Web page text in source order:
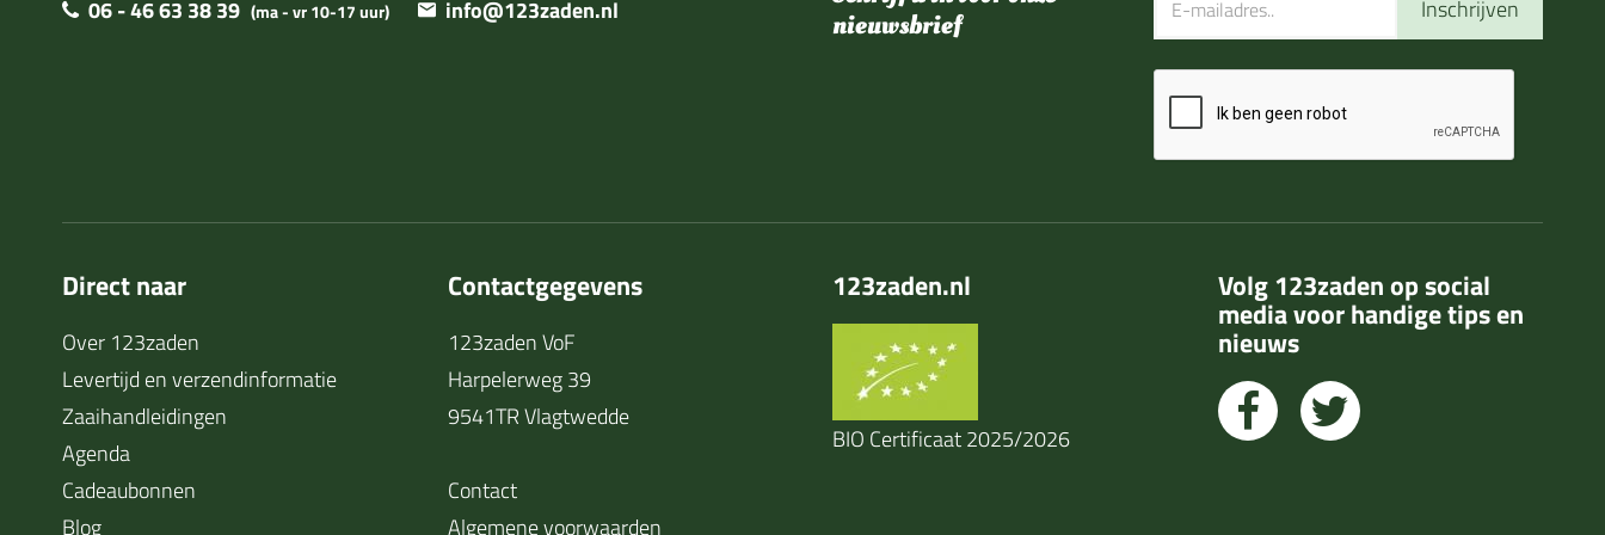
06 - 46 63 38 39 (ma - vr 10-17 uur) info@123zaden.nl
nieuwsbrief
Inschrijven
Direct naar
Over 123zaden
Levertijd en verzendinformatie
Zaaihandleidingen
Agenda
Cadeaubonnen
Blog
Contactgegevens
123zaden VoF
Harpelerweg 39
9541TR Vlagtwedde
Contact
Algemene voorwaarden
123zaden.nl
BIO Certificaat 2025/2026
Volg 123zaden op social
media voor handige tips en
nieuws